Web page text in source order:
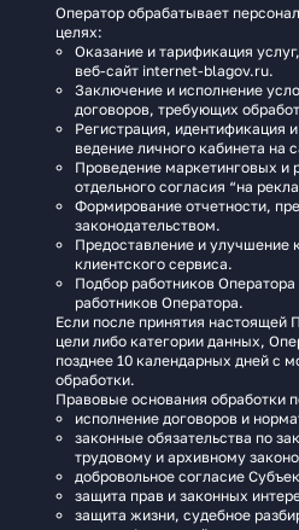
Оператор обрабатывает
целях:
Оказание и тарификация
веб‑сайт internet-blagov.ru.
Заключение и исполнение
договоров, требующих
Регистрация, идентификация
ведение личного кабинета на
Проведение маркетинговых и
отдельного согласия “на
Формирование отчетности,
законодательством.
Предоставление и улучшение
клиентского сервиса.
Подбор работников
работников Оператора.
Если после принятия настоящей
цели либо категории данных,
позднее 10 календарных дней с
обработки.
Правовые основания обработки
исполнение договоров и
законные обязательства по
трудовому и архивному
добровольное согласие
защита прав и законных
защита жизни, судебное